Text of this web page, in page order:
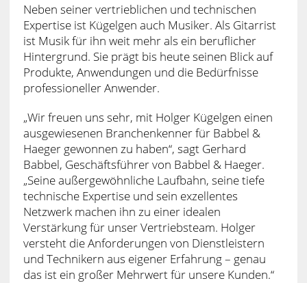
Neben seiner vertrieblichen und technischen
Expertise ist Kügelgen auch Musiker. Als Gitarrist
ist Musik für ihn weit mehr als ein beruflicher
Hintergrund. Sie prägt bis heute seinen Blick auf
Produkte, Anwendungen und die Bedürfnisse
professioneller Anwender.
„Wir freuen uns sehr, mit Holger Kügelgen einen
ausgewiesenen Branchenkenner für Babbel &
Haeger gewonnen zu haben“, sagt Gerhard
Babbel, Geschäftsführer von Babbel & Haeger.
„Seine außergewöhnliche Laufbahn, seine tiefe
technische Expertise und sein exzellentes
Netzwerk machen ihn zu einer idealen
Verstärkung für unser Vertriebsteam. Holger
versteht die Anforderungen von Dienstleistern
und Technikern aus eigener Erfahrung – genau
das ist ein großer Mehrwert für unsere Kunden.“